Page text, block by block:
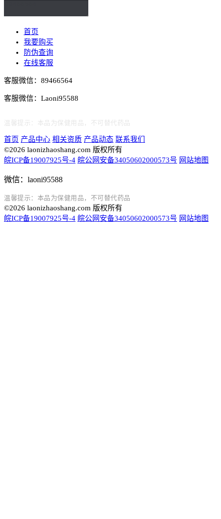
首页
我要购买
防伪查询
在线客服
客服微信：89466564
客服微信：Laoni95588
温馨提示：本品为保健用品，不可替代药品
首页 产品中心 相关资质 产品动态 联系我们
©2026 laonizhaoshang.com 版权所有
皖ICP备19007925号-4 皖公网安备34050602000573号 网站地图
微信：laoni95588
温馨提示：本品为保健用品，不可替代药品
©2026 laonizhaoshang.com 版权所有
皖ICP备19007925号-4 皖公网安备34050602000573号 网站地图